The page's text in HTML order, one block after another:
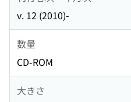
v. 12 (2010)-
数量
CD-ROM
大きさ